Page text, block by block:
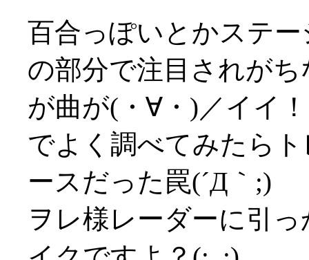
百合っぽいとかステ
の部分で注目されが
が曲が(・∀・)／イイ
でよく調べてみたら
ースだった罠(´Д｀;)
ヲレ様レーダーに引